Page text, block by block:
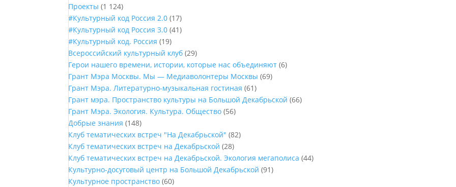
Проекты (1 124)
#Культурный код Россия 2.0 (17)
#Культурный код Россия 3.0 (41)
#Культурный код. Россия (19)
Всероссийский культурный клуб (29)
Герои нашего времени, истории, которые нас объединяют (6)
Грант Мэра Москвы. Мы — Медиаволонтеры Москвы (69)
Грант Мэра. Литературно-музыкальная гостиная (61)
Грант мэра. Пространство культуры на Большой Декабрьской (66)
Грант Мэра. Экология. Культура. Общество (56)
Добрые знания (148)
Клуб тематических встреч "На Декабрьской" (82)
Клуб тематических встреч на Декабрьской (28)
Клуб тематических встреч на Декабрьской. Экология мегаполиса (44)
Культурно-досуговый центр на Большой Декабрьской (91)
Культурное пространство (60)